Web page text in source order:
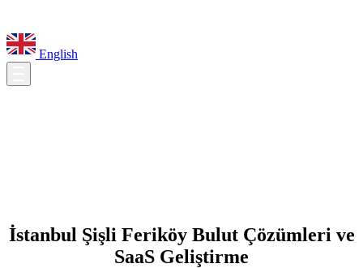
English
İstanbul Şişli Feriköy Bulut Çözümleri ve
SaaS Geliştirme